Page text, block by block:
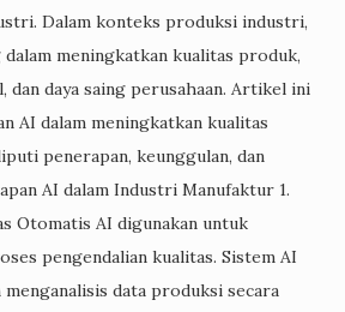
Dalam konteks produksi industri,
meningkatkan kualitas produk,
dan daya saing perusahaan. Artikel ini
AI dalam meningkatkan kualitas
penerapan, keunggulan, dan
AI dalam Industri Manufaktur 1.
Otomatis AI digunakan untuk
pengendalian kualitas. Sistem AI
menganalisis data produksi secara